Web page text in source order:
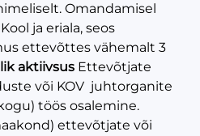
Omandamisel
ja eriala, seos
ettevõttes vähemalt 3
aktiivsus Ettevõtjate
või KOV juhtorganite
töös osalemine.
ettevõtjate või